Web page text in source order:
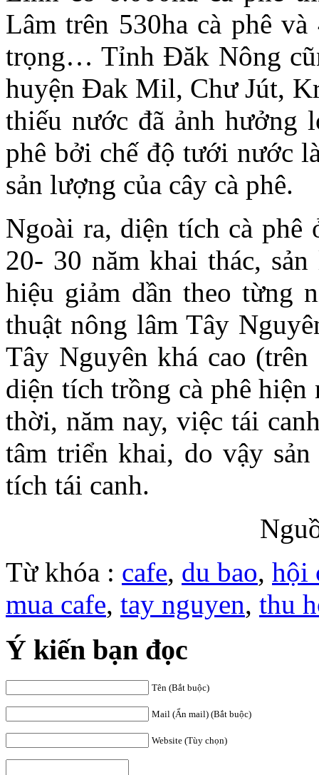
Lâm trên 530ha cà phê
trọng… Tỉnh Đăk Nông
huyện Ðak Mil, Chư Jút,
thiếu nước đã ảnh hưởng
phê bởi chế độ tưới nước
sản lượng của cây cà phê.
Ngoài ra, diện tích cà
20- 30 năm khai thác,
hiệu giảm dần theo từng
thuật nông lâm Tây
Tây Nguyên khá cao
diện tích trồng cà phê
thời, năm nay, việc tái
tâm triển khai, do vậy
tích tái canh.
Từ khóa : cafe, du bao, hội
mua cafe, tay nguyen, thu
Ý kiến bạn đọc
Tên (Bắt buộc)
Mail (Ẩn mail) (Bắt buộc)
Website (Tùy chọn)